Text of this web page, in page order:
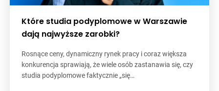
Które studia podyplomowe w Warszawie
dają najwyższe zarobki?
Rosnące ceny, dynamiczny rynek pracy i coraz większa
konkurencja sprawiają, że wiele osób zastanawia się, czy
studia podyplomowe faktycznie „się…